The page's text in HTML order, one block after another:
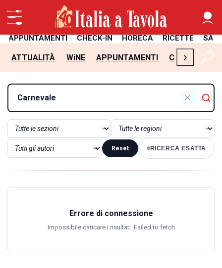
APPUNTAMENTI CHECK-IN HORECA RICETTE
ATTUALITÀ WiNE APPUNTAMENTI CHECK-IN
›
✕
Reset RICERCA ESATTA
Errore di connessione
Impossibile caricare i risultati: Failed to fetch